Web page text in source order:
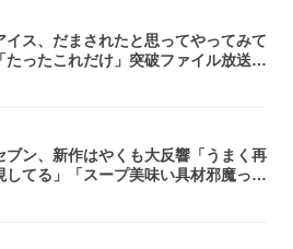
イス、だまされたと思ってやってみて
「たったこれだけ」突破ファイル放送で
ブン、新作はやくも大反響「うまく再
してる」「スープ美味い具材邪魔って